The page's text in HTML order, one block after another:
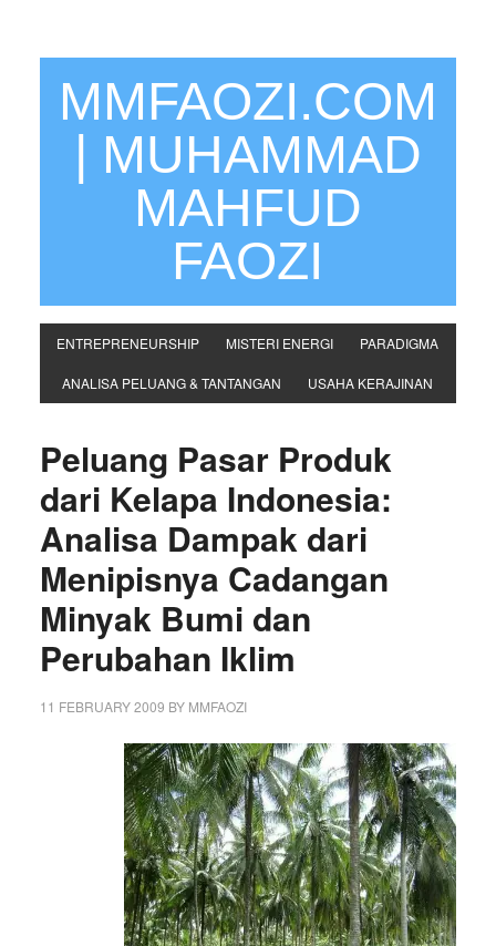
MMFAOZI.COM
| MUHAMMAD
MAHFUD
FAOZI
ENTREPRENEURSHIP MISTERI ENERGI PARADIGMA
ANALISA PELUANG & TANTANGAN USAHA KERAJINAN
Peluang Pasar Produk
dari Kelapa Indonesia:
Analisa Dampak dari
Menipisnya Cadangan
Minyak Bumi dan
Perubahan Iklim
11 FEBRUARY 2009 BY MMFAOZI